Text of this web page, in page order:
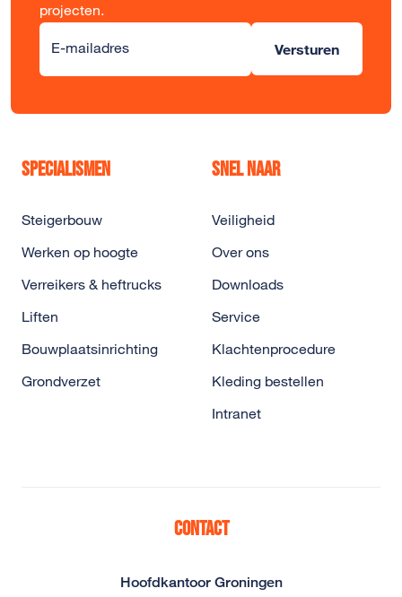
projecten.
E-mailadres Versturen
Specialismen
Steigerbouw
Werken op hoogte
Verreikers & heftrucks
Liften
Bouwplaatsinrichting
Grondverzet
Snel naar
Veiligheid
Over ons
Downloads
Service
Klachtenprocedure
Kleding bestellen
Intranet
Contact
Hoofdkantoor Groningen